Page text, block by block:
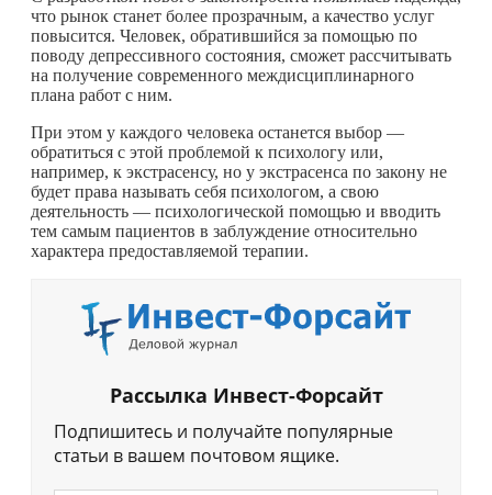
что рынок станет более прозрачным, а качество услуг
повысится. Человек, обратившийся за помощью по
поводу депрессивного состояния, сможет рассчитывать
на получение современного междисциплинарного
плана работ с ним.
При этом у каждого человека останется выбор —
обратиться с этой проблемой к психологу или,
например, к экстрасенсу, но у экстрасенса по закону не
будет права называть себя психологом, а свою
деятельность — психологической помощью и вводить
тем самым пациентов в заблуждение относительно
характера предоставляемой терапии.
Рассылка Инвест-Форсайт
Подпишитесь и получайте популярные
статьи в вашем почтовом ящике.